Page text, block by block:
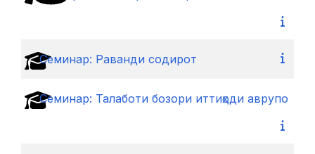
Семинар: Раванди содирот
Семинар: Талаботи бозори иттиҳоди аврупо